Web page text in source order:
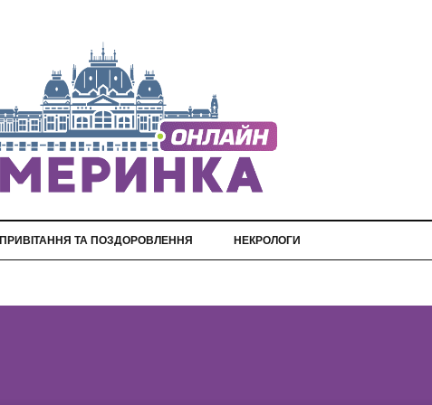
ПРИВІТАННЯ ТА ПОЗДОРОВЛЕННЯ НЕКРОЛОГИ